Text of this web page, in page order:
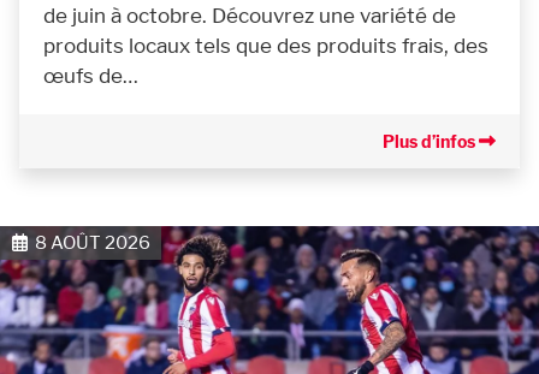
de juin à octobre. Découvrez une variété de
produits locaux tels que des produits frais, des
œufs de…
Plus d’infos
8 AOÛT 2026